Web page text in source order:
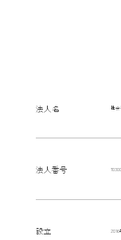
法人名 社会
法人番号
設立 2016